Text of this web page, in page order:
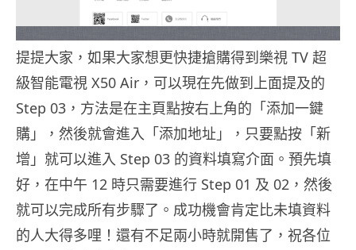
提提大家，如果大家想更快捷搶購得到樂視 TV 超
級智能電視 X50 Air，可以現在先做到上面提及的
Step 03，方法是在主頁點按右上角的「添加一鍵
購」，然後就會進入「添加地址」，只要點按「新
增」就可以進入 Step 03 的資料填寫介面。預先填
好，在中午 12 時只需要進行 Step 01 及 02，然後
就可以完成所有步驟了。成功機會肯定比未填資料
的人大得多哩！還有不足兩小時就開售了，祝各位